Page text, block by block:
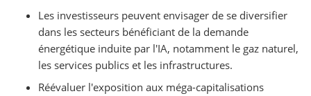
Les investisseurs peuvent envisager de se diversifier
dans les secteurs bénéficiant de la demande
énergétique induite par l'IA, notamment le gaz naturel,
les services publics et les infrastructures.
Réévaluer l'exposition aux méga-capitalisations